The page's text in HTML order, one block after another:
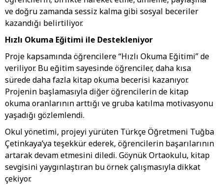
ve doğru zamanda sessiz kalma gibi sosyal beceriler
kazandığı belirtiliyor.
Hızlı Okuma Eğitimi ile Destekleniyor
Proje kapsamında öğrencilere “Hızlı Okuma Eğitimi” de
veriliyor. Bu eğitim sayesinde öğrenciler, daha kısa
sürede daha fazla kitap okuma becerisi kazanıyor.
Projenin başlamasıyla diğer öğrencilerin de kitap
okuma oranlarının arttığı ve gruba katılma motivasyonu
yaşadığı gözlemlendi.
Okul yönetimi, projeyi yürüten Türkçe Öğretmeni Tuğba
Çetinkaya’ya teşekkür ederek, öğrencilerin başarılarının
artarak devam etmesini diledi. Göynük Ortaokulu, kitap
sevgisini yaygınlaştıran bu örnek çalışmasıyla dikkat
çekiyor.